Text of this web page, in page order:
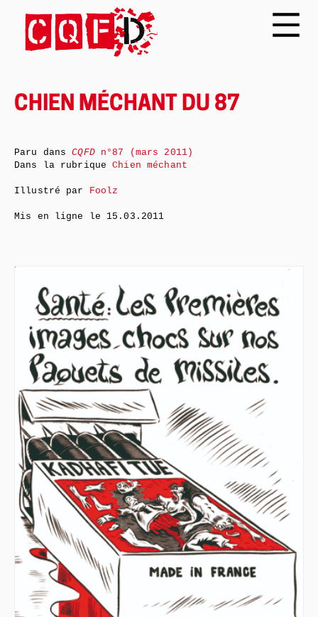
CHIEN MÉCHANT DU 87
Paru dansCQFDn°87 (mars 2011)
Dans la rubriqueChien méchant
Illustré par Foolz
Mis en ligne le 15.03.2011